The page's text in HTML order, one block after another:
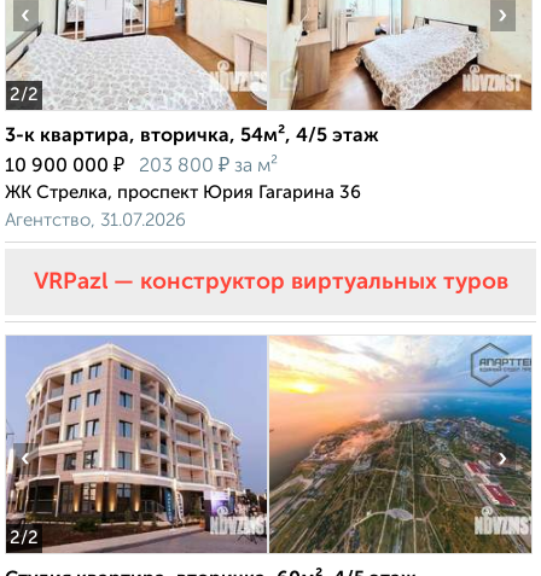
2/2
‹ ›
3-к квартира, вторичка, 54м², 4/5 этаж
10 900 000 ₽ 203 800 ₽ за м²
ЖК Стрелка, проспект Юрия Гагарина 36
Агентство, 31.07.2026
VRPazl — конструктор виртуальных туров
2/2
‹ ›